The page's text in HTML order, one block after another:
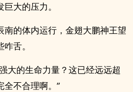
大的压力。
南的体内运行，金翅大鹏神王望
舌。
大的生命力量？这已经远远超
全不合理啊。”